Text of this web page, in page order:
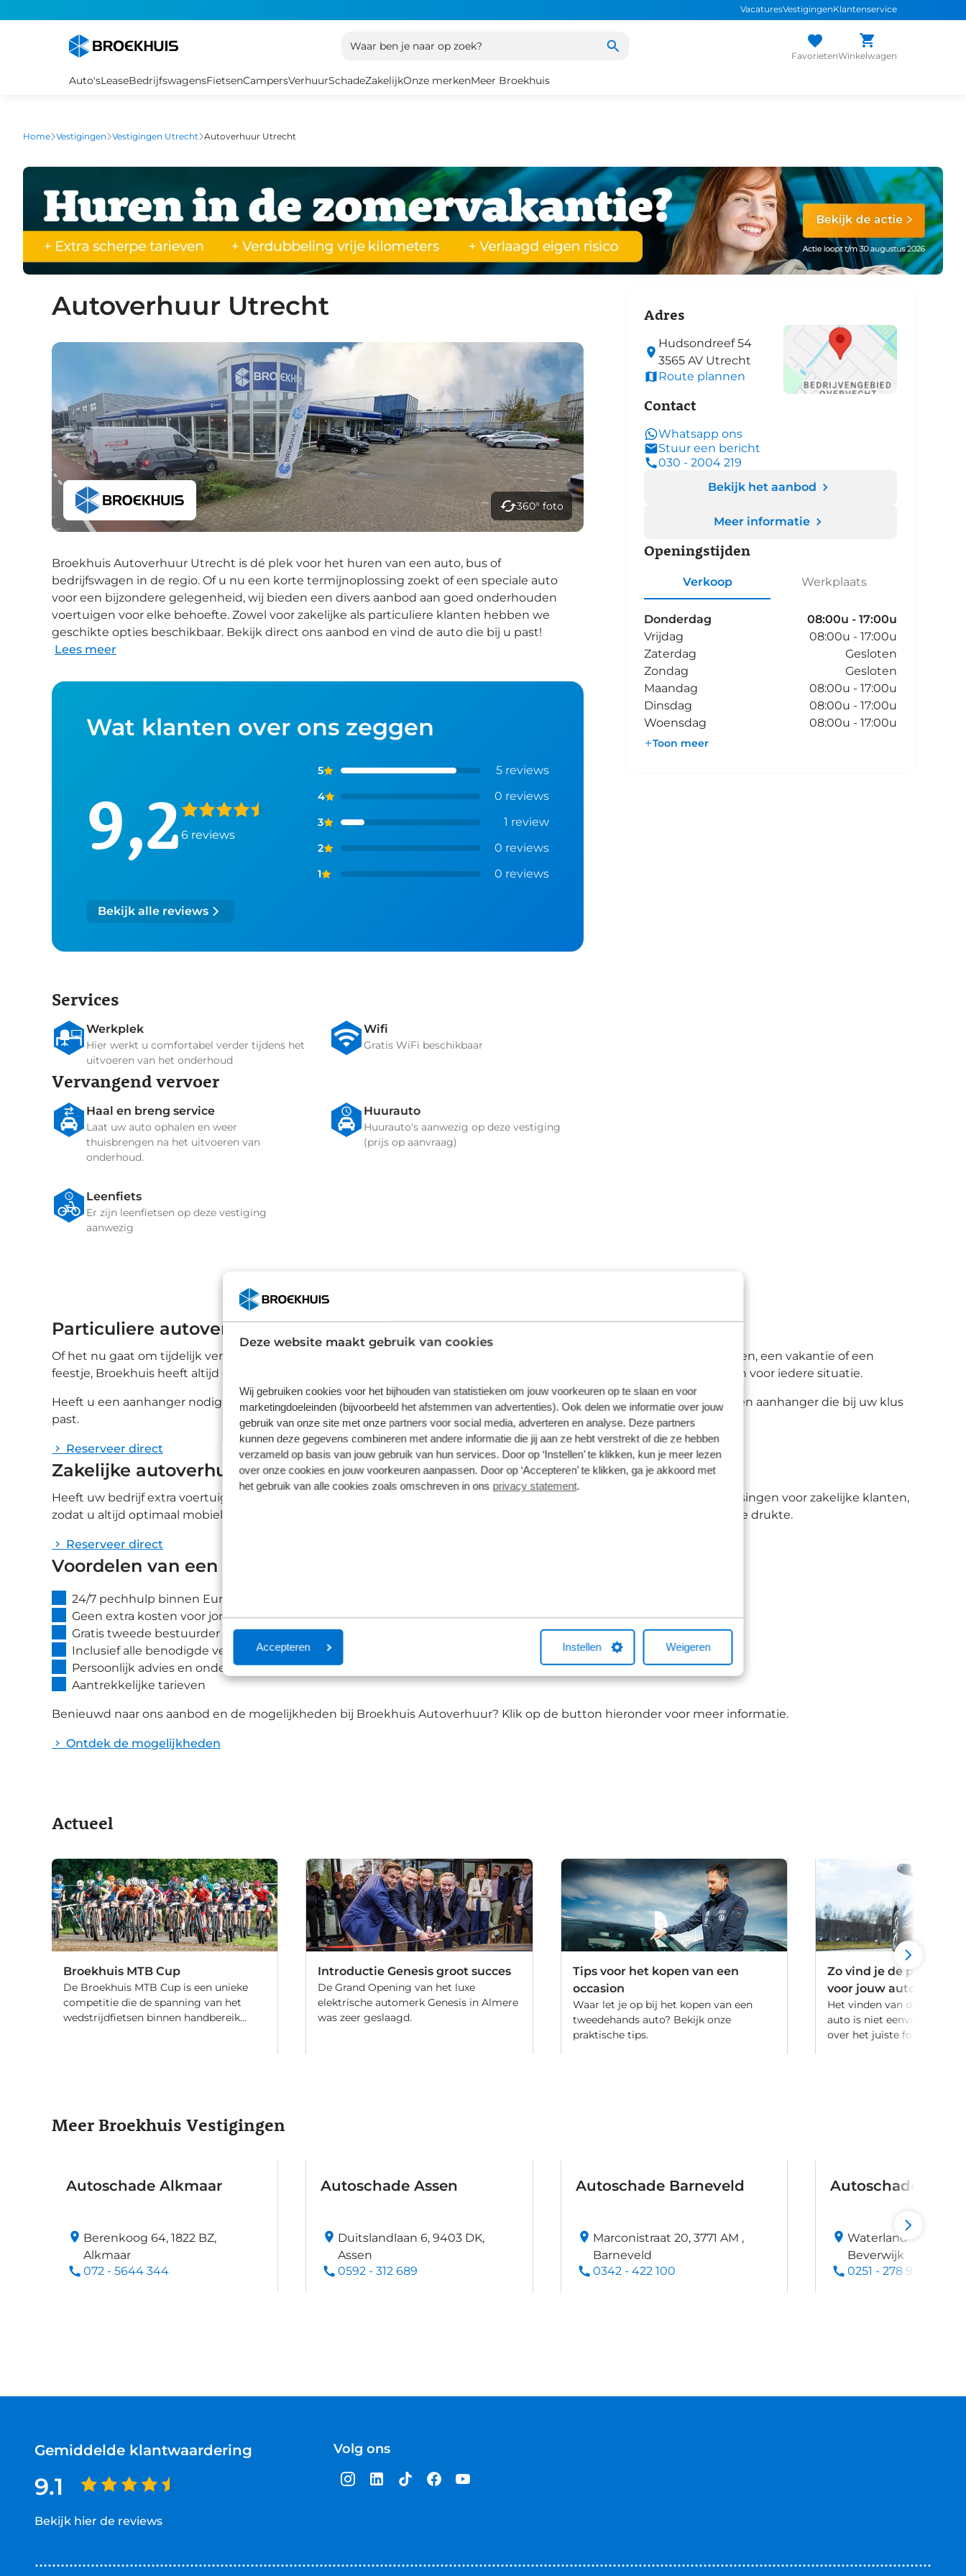
Deze website maakt gebruik van cookies
Wij gebruiken cookies voor het bijhouden van statistieken om jouw voorkeuren op te slaan en voor
marketingdoeleinden (bijvoorbeeld het afstemmen van advertenties). Ook delen we informatie over jouw
gebruik van onze site met onze partners voor social media, adverteren en analyse. Deze partners
kunnen deze gegevens combineren met andere informatie die jij aan ze hebt verstrekt of die ze hebben
verzameld op basis van jouw gebruik van hun services. Door op ‘Instellen’ te klikken, kun je meer lezen
over onze cookies en jouw voorkeuren aanpassen. Door op ‘Accepteren’ te klikken, ga je akkoord met
het gebruik van alle cookies zoals omschreven in ons privacy statement.
Accepteren Instellen Weigeren
VacaturesVestigingenKlantenservice
Waar ben je naar op zoek?
FavorietenWinkelwagen
Auto'sLeaseBedrijfswagensFietsenCampersVerhuurSchadeZakelijkOnze merkenMeer Broekhuis
Home Vestigingen Vestigingen Utrecht Autoverhuur Utrecht
Autoverhuur Utrecht
360° foto
Adres
Hudsondreef54
3565 AV Utrecht
Route plannen
Contact
Whatsapp ons
Stuur een bericht
030 - 2004 219
Bekijk het aanbod
Meer informatie
Openingstijden
Verkoop Werkplaats
Donderdag
08:00u - 17:00u
Vrijdag
08:00u - 17:00u
Zaterdag
Gesloten
Zondag
Gesloten
Maandag
08:00u - 17:00u
Dinsdag
08:00u - 17:00u
Woensdag
08:00u - 17:00u
Toon meer
Broekhuis Autoverhuur Utrecht is dé plek voor het huren van een auto, bus of
bedrijfswagen in de regio. Of u nu een korte termijnoplossing zoekt of een speciale auto
voor een bijzondere gelegenheid, wij bieden een divers aanbod aan goed onderhouden
voertuigen voor elke behoefte. Zowel voor zakelijke als particuliere klanten hebben we
geschikte opties beschikbaar. Bekijk direct ons aanbod en vind de auto die bij u past!
Lees meer
Wat klanten over ons zeggen
9,2 6 reviews
5 5 reviews
4 0 reviews
3 1 review
2 0 reviews
1 0 reviews
Bekijk alle reviews
Services
Werkplek
Hier werkt u comfortabel verder tijdens het
uitvoeren van het onderhoud
Wifi
Gratis WiFi beschikbaar
Vervangend vervoer
Haal en breng service
Laat uw auto ophalen en weer
thuisbrengen na het uitvoeren van
onderhoud.
Huurauto
Huurauto's aanwezig op deze vestiging
(prijs op aanvraag)
Leenfiets
Er zijn leenfietsen op deze vestiging
aanwezig
Particuliere autoverhuur
Of het nu gaat om tijdelijk vervangend vervoer tijdens het onderhoud van uw eigen auto, het transporteren van goederen, een vakantie of een
feestje, Broekhuis heeft altijd een geschikte auto of bus beschikbaar. We bieden volop keuze in verschillende voertuigen voor iedere situatie.
Heeft u een aanhanger nodig voor een verhuizing of om grote spullen te vervoeren? Bij Broekhuis huurt u eenvoudig een aanhanger die bij uw klus
past.
Reserveer direct
Zakelijke autoverhuur
Heeft uw bedrijf extra voertuigen nodig tijdens piekperiodes of voor tijdelijke projecten? Broekhuis biedt flexibele oplossingen voor zakelijke klanten,
zodat u altijd optimaal mobiel blijft. Maak gebruik van ons uitgebreide wagenpark en blijf efficiënt opereren, ongeacht de drukte.
Reserveer direct
Voordelen van een auto huren bij Broekhuis Utrecht
24/7 pechhulp binnen Europa
Geen extra kosten voor jonge bestuurders
Gratis tweede bestuurder
Inclusief alle benodigde verzekeringen
Persoonlijk advies en ondersteuning
Aantrekkelijke tarieven
Benieuwd naar ons aanbod en de mogelijkheden bij Broekhuis Autoverhuur? Klik op de button hieronder voor meer informatie.
Ontdek de mogelijkheden
Actueel
Broekhuis MTB Cup
De Broekhuis MTB Cup is een unieke
competitie die de spanning van het
wedstrijdfietsen binnen handbereik
Introductie Genesis groot succes
De Grand Opening van het luxe
elektrische automerk Genesis in Almere
was zeer geslaagd.
Tips voor het kopen van een
occasion
Waar let je op bij het kopen van een
tweedehands auto? Bekijk onze
praktische tips.
Zo vind je de perfecte
voor jouw auto
Het vinden van de
auto is niet eenvoudig.
over het juiste formaat van
Meer Broekhuis Vestigingen
Autoschade Alkmaar
Berenkoog 64, 1822 BZ,
Alkmaar
072 - 5644 344
Autoschade Assen
Duitslandlaan 6, 9403 DK,
Assen
0592 - 312 689
Autoschade Barneveld
Marconistraat 20, 3771 AM ,
Barneveld
0342 - 422 100
Autoschade
Waterland 6, 1948
Beverwijk
0251 - 278 900
Gemiddelde klantwaardering
9.1
Bekijk hier de reviews
van
Volg ons